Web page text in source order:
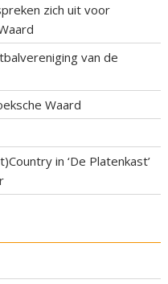
zich uit voor
van de
Waard
in ‘De Platenkast’